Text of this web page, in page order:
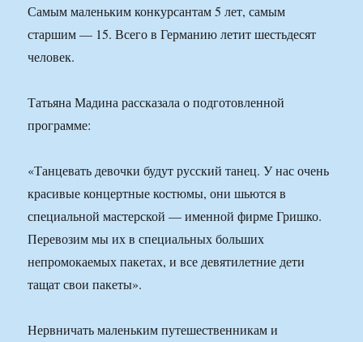
Самым маленьким конкурсантам 5 лет, самым
старшим — 15. Всего в Германию летит шестьдесят
человек.
Татьяна Мадина рассказала о подготовленной
программе:
«Танцевать девочки будут русский танец. У нас очень
красивые концертные костюмы, они шьются в
специальной мастерской — именной фирме Гришко.
Перевозим мы их в специальных больших
непромокаемых пакетах, и все девятилетние дети
тащат свои пакеты».
Нервничать маленьким путешественникам и